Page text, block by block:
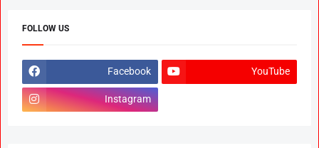
FOLLOW US
Facebook YouTube
Instagram